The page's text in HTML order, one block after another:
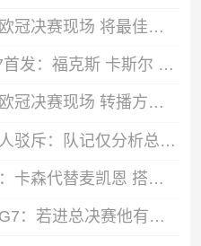
梦幻联动！字母哥现身欧冠决赛现场 将最佳球员奖杯颁给维蒂尼亚
我自岿然不动！马刺G7首发：福克斯 卡斯尔 瓦塞尔 尚帕尼 文班
草台班子！字母哥现身欧冠决赛现场 转播方将其备注为绿军球员
骑士保留阵容？自媒体人驳斥：队记仅分析总裁言论 并非进行报道
生死战变阵！雷霆首发：卡森代替麦凯恩 搭档SGA&切特&多特&哈滕
戴格诺特谈杰伦威缺阵G7：若进总决赛他有希望再次复出